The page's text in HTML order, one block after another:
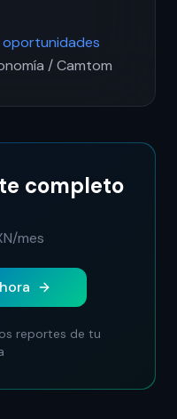
oportunidades
/ Camtom
completo
/mes
reportes de tu